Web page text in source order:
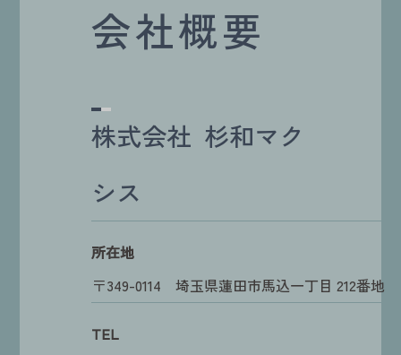
会社概要
株式会社 杉和マク
シス
所在地
〒349-0114 埼玉県蓮田市馬込一丁目 212番地
TEL